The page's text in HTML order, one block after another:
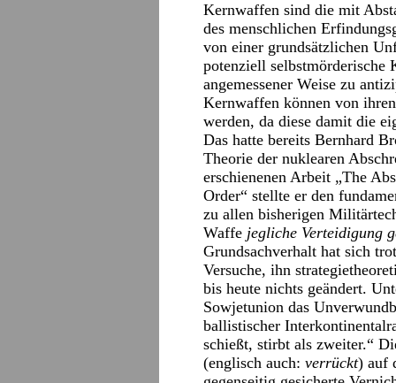
Kernwaffen sind die mit
des menschlichen
von einer grundsätzlichen
potenziell selbstmörderische
angemessener Weise zu
Kernwaffen können von
werden, da diese damit die
Das hatte bereits Bernhard
Theorie der nuklearen
erschienenen Arbeit „The
Order“ stellte er den
zu allen bisherigen
Waffe jegliche Verteidigung
Grundsachverhalt hat sich
Versuche, ihn
bis heute nichts geändert.
Sowjetunion das
ballistischer
schießt, stirbt als zweiter.“
(englisch auch: verrückt) auf